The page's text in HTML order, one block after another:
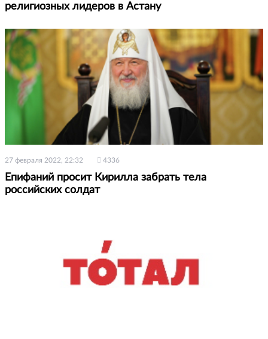
религиозных лидеров в Астану
27 февраля 2022, 22:32 4336
Епифаний просит Кирилла забрать тела
российских солдат